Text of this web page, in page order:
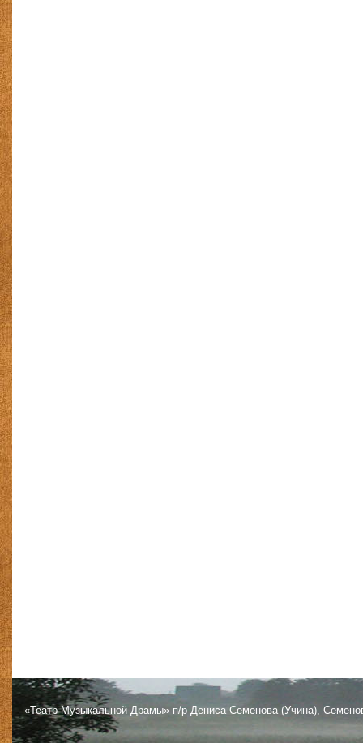
«Театр Музыкальной Драмы» п/р Дениса Семенова (Учина),